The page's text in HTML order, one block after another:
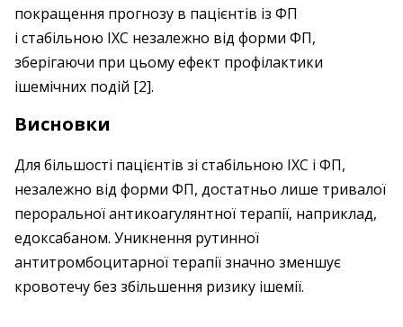
покращення прогнозу в пацієнтів із ФП
і стабільною ІХС незалежно від форми ФП,
зберігаючи при цьому ефект профілактики
ішемічних подій [2].
Висновки
Для більшості пацієнтів зі стабільною ІХС і ФП,
незалежно від форми ФП, достатньо лише тривалої
пероральної антикоагулянтної терапії, наприклад,
едоксабаном. Уникнення рутинної
антитромбоцитарної терапії значно зменшує
кровотечу без збільшення ризику ішемії.